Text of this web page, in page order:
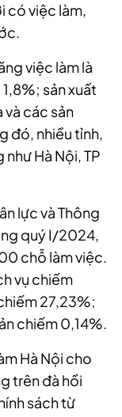
có việc làm,
việc làm là
sản xuất
và các sản
đó, nhiều tỉnh,
Hà Nội, TP
lực và Thông
quý I/2024,
chỗ làm việc.
vụ chiếm
27,23%;
chiếm 0,14%.
Hà Nội cho
trên đà hồi
sách từ